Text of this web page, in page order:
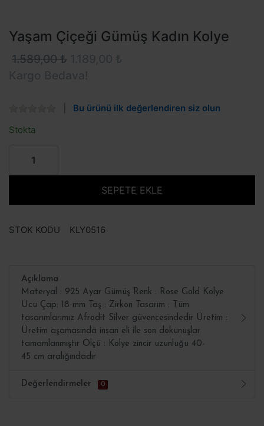
Yaşam Çiçeği Gümüş Kadın Kolye
1.589,00 ₺
Bu ürünü ilk değerlendiren siz olun
Stokta
SEPETE EKLE
STOK KODU KLY0516
Açıklama
Materyal : 925 Ayar Gümüş Renk : Rose Gold Kolye
Ucu Çap: 18 mm Taş : Zirkon Tasarım : Tüm
tasarımlarımız Afrodit Silver güvencesindedir Üretim :
Üretim aşamasında insan eli ile son dokunuşlar
tamamlanmıştır Ölçü : Kolye zincir uzunluğu 40-
45 cm aralığındadır
Değerlendirmeler 0